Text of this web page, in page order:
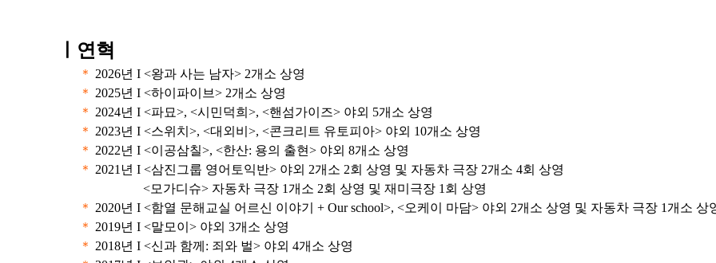
ㅣ연혁
＊ 2026년 I <왕과 사는 남자> 2개소 상영
＊ 2025년 I <하이파이브> 2개소 상영
＊ 2024년 I <파묘>, <시민덕희>, <핸섬가이즈> 야외 5개소 상영
＊ 2023년 I <스위치>, <대외비>, <콘크리트 유토피아> 야외 10개소 상영
＊ 2022년 I <이공삼칠>, <한산: 용의 출현> 야외 8개소 상영
＊ 2021년 I <삼진그룹 영어토익반> 야외 2개소 2회 상영 및 자동차 극장 2개소 4회 상영
<모가디슈> 자동차 극장 1개소 2회 상영 및 재미극장 1회 상영
＊ 2020년 I <함열 문해교실 어르신 이야기 + Our school>, <오케이 마담> 야외 2개소 상영 및 자동차 극장 1개소 상
＊ 2019년 I <말모이> 야외 3개소 상영
＊ 2018년 I <신과 함께: 죄와 벌> 야외 4개소 상영